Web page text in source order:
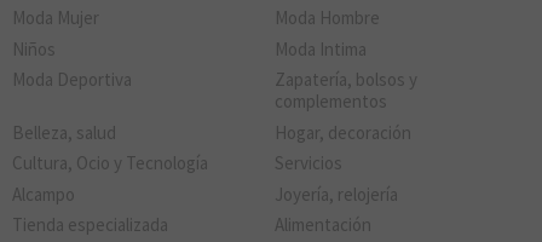
Moda Mujer
Moda Hombre
Niños
Moda Intima
Moda Deportiva
Zapatería, bolsos y
complementos
Belleza, salud
Hogar, decoración
Cultura, Ocio y Tecnología
Servicios
Alcampo
Joyería, relojería
Tienda especializada
Alimentación